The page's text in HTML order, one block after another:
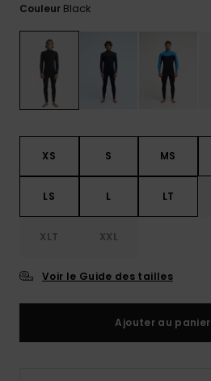
fréquentes
formulaire
contact.
Consulter
la FAQ
Couleur Black
XS S MS
LS L LT
XLT XXL
Voir le Guide des tailles
Ajouter au panier